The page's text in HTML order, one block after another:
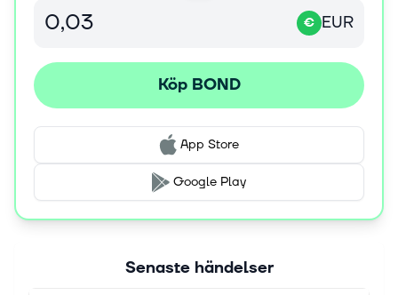
€ EUR
Köp BOND
App Store
Google Play
Senaste händelser